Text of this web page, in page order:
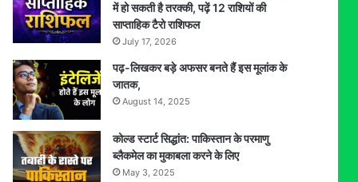
में हो सकती है तरक्की, पढ़ें 12 राशियों की
साप्ताहिक टैरो राशिफल
July 17, 2026
पढ़-लिखकर बड़े अफसर बनते हैं इस मूलांक के
जातक,
August 14, 2025
कोल्ड स्टार्ट सिद्धांत: पाकिस्तान के परमाणु
ब्लैकमेल का मुकाबला करने के लिए
May 3, 2025